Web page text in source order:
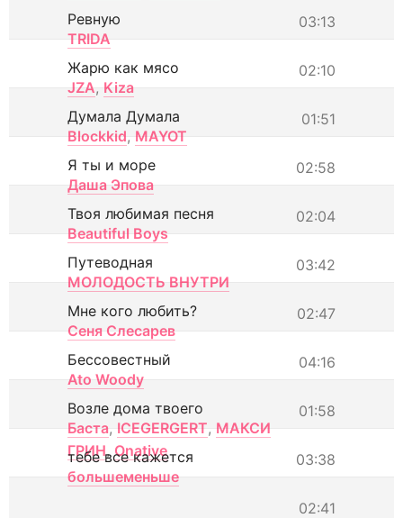
03:13
Ревную
TRIDA
02:10
Жарю как мясо
JZA, Kiza
01:51
Думала Думала
Blockkid, MAYOT
02:58
Я ты и море
Даша Эпова
02:04
Твоя любимая песня
Beautiful Boys
03:42
Путеводная
МОЛОДОСТЬ ВНУТРИ
02:47
Мне кого любить?
Сеня Слесарев
04:16
Бессовестный
Ato Woody
01:58
Возле дома твоего
Баста, ICEGERGERT, МАКСИ
ГРИН, Onative 03:38
тебе все кажется
большеменьше
02:41